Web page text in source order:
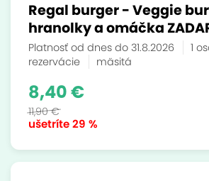
Regal burger - Veggie
hranolky a omáčka
Platnosť od dnes do 31.8.2026 1
rezervácie
mäsitá
ušetríte29 %
8,40 €
11,90 €